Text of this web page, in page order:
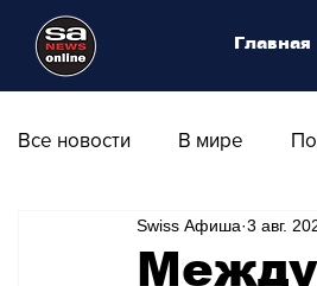
Все новости В мире
Общество Армия
Swiss Афиша 3 авг.
Главная